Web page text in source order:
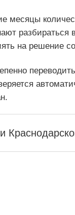
месяцы
разбираться
на решение